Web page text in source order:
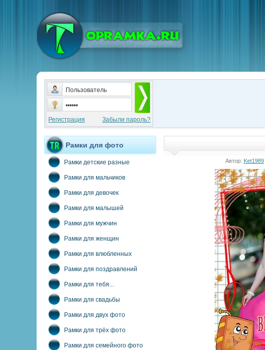
Регистрация Забыли пароль?
Рамки для фото
Рамки детские разные
Рамки для мальчиков
Рамки для девочек
Рамки для малышей
Рамки для мужчин
Рамки для женщин
Рамки для влюбленных
Рамки для поздравлений
Рамки для тебя...
Рамки для свадьбы
Рамки для двух фото
Рамки для трёх фото
Рамки для семейного фото
Автор: Ket1989